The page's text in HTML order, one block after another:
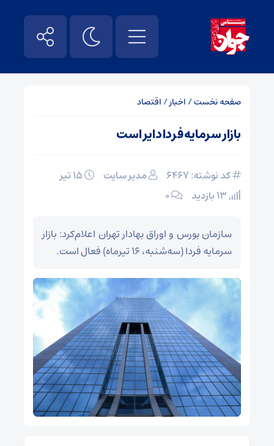
صفحه نخست/ اخبار/ اقتصاد
بازار سرمایه فردا دایر است
کد نوشته: 6467 مدیر سایت
۰
سازمان بورس و اوراق بهادار تهران اعلام‌کرد: بازار
سرمایه فردا (سه‌شنبه، ۱۶ تیرماه) فعال است.